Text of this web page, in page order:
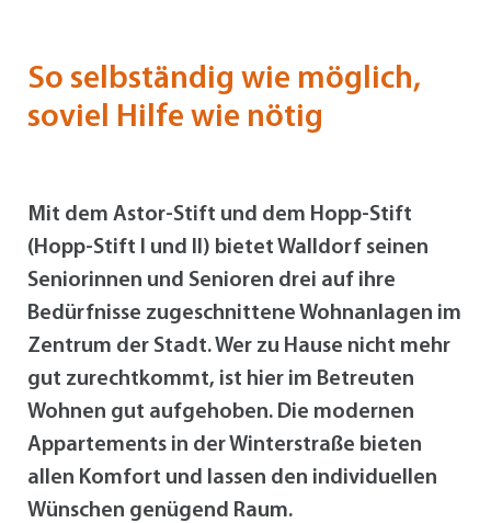
So selbständig wie möglich,
soviel Hilfe wie nötig
Mit dem Astor-Stift und dem Hopp-Stift
(Hopp-Stift I und II) bietet Walldorf seinen
Seniorinnen und Senioren drei auf ihre
Bedürfnisse zugeschnittene Wohnanlagen im
Zentrum der Stadt. Wer zu Hause nicht mehr
gut zurechtkommt, ist hier im Betreuten
Wohnen gut aufgehoben. Die modernen
Appartements in der Winterstraße bieten
allen Komfort und lassen den individuellen
Wünschen genügend Raum.